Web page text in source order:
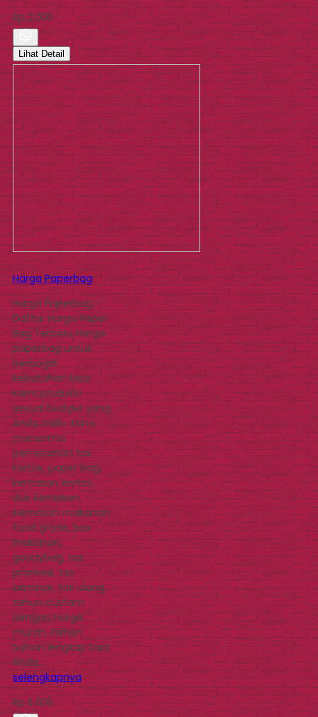
Rp 2.000
Lihat Detail
Harga Paperbag
Harga Paperbag –
Daftar Harga Paper
Bag Terbaru Harga
paperbag untuk
berbagai
kebutuhan bisa
kami produksi
sesuai budget yang
Anda miliki. Kami
menerima
pemesanan tas
kertas, paper bag,
kemasan kertas,
dus kemasan.
Kemasan makanan
food grade, box
makanan,
goodybag, tas
promosi, tas
seminar, tas ulang
tahun custom
dengan harga
murah. Pilihan
bahan lengkap bisa
Anda…
selengkapnya
Rp 5.000